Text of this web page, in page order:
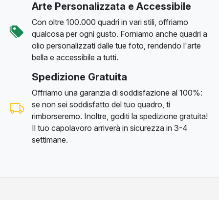
Arte Personalizzata e Accessibile
Con oltre 100.000 quadri in vari stili, offriamo
qualcosa per ogni gusto. Forniamo anche quadri a
olio personalizzati dalle tue foto, rendendo l'arte
bella e accessibile a tutti.
Spedizione Gratuita
Offriamo una garanzia di soddisfazione al 100%:
se non sei soddisfatto del tuo quadro, ti
rimborseremo. Inoltre, goditi la spedizione gratuita!
Il tuo capolavoro arriverà in sicurezza in 3-4
settimane.